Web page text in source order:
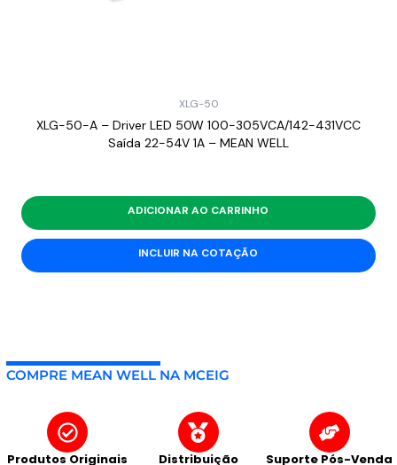
XLG-50
XLG-50-A – Driver LED 50W 100-305VCA/142-431VCC
Saída 22-54V 1A – MEAN WELL
ADICIONAR AO CARRINHO
INCLUIR NA COTAÇÃO
COMPRE MEAN WELL NA MCEIG
Produtos Originais
Distribuição
Suporte Pós-Venda